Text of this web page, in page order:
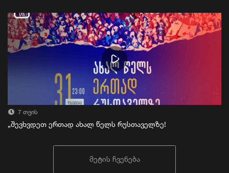
7 თვის
„შევხვდეთ ერთად ახალ წელს რუსთაველზე!
მეტის ჩვენება